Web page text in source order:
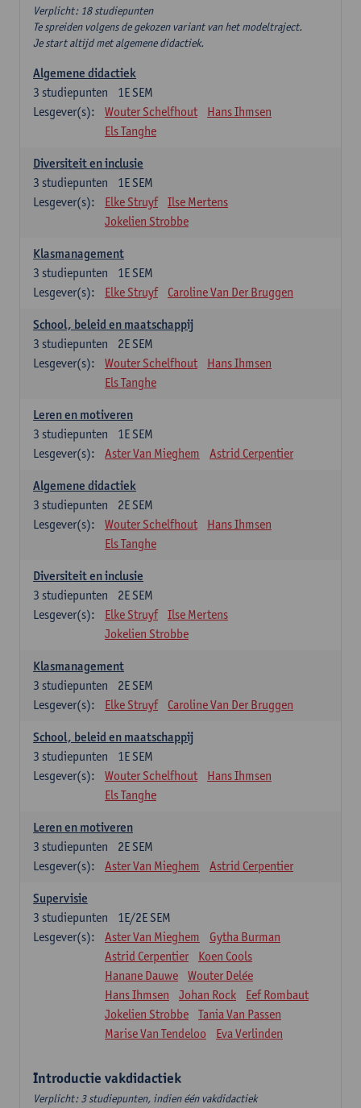
Verplicht: 18 studiepunten
Te spreiden volgens de gekozen variant van het modeltraject.
Je start altijd met algemene didactiek.
Algemene didactiek
1E SEM
3 studiepunten
Lesgever(s):
Wouter Schelfhout
Hans Ihmsen
Els Tanghe
Diversiteit en inclusie
1E SEM
3 studiepunten
Lesgever(s):
Elke Struyf
Ilse Mertens
Jokelien Strobbe
Klasmanagement
1E SEM
3 studiepunten
Lesgever(s):
Elke Struyf Caroline Van Der Bruggen
School, beleid en maatschappij
2E SEM
3 studiepunten
Lesgever(s):
Wouter Schelfhout
Hans Ihmsen
Els Tanghe
Leren en motiveren
1E SEM
3 studiepunten
Lesgever(s):
Aster Van Mieghem Astrid Cerpentier
Algemene didactiek
2E SEM
3 studiepunten
Lesgever(s):
Wouter Schelfhout
Hans Ihmsen
Els Tanghe
Diversiteit en inclusie
2E SEM
3 studiepunten
Lesgever(s):
Elke Struyf
Ilse Mertens
Jokelien Strobbe
Klasmanagement
2E SEM
3 studiepunten
Lesgever(s):
Elke Struyf Caroline Van Der Bruggen
School, beleid en maatschappij
1E SEM
3 studiepunten
Lesgever(s):
Wouter Schelfhout
Hans Ihmsen
Els Tanghe
Leren en motiveren
2E SEM
3 studiepunten
Lesgever(s):
Aster Van Mieghem Astrid Cerpentier
Supervisie
1E/2E SEM
3 studiepunten
Lesgever(s):
Aster Van Mieghem
Gytha Burman
Astrid Cerpentier
Koen Cools
Hanane Dauwe
Wouter Delée
Hans Ihmsen
Johan Rock
Eef Rombaut
Jokelien Strobbe
Tania Van Passen
Marise Van Tendeloo
Eva Verlinden
Introductie vakdidactiek
Verplicht: 3 studiepunten, indien één vakdidactiek